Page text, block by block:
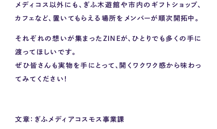
メディコス以外にも、ぎふ木遊館や市内のギフトショップ、
カフェなど、置いてもらえる場所をメンバーが順次開拓中。
それぞれの想いが集まった ZINEが、ひとりでも多くの手に
渡ってほしいです。
ぜひ皆さんも実物を手にとって、開くワクワク感から味わっ
てみてください！
文章：ぎふメディアコスモス事業課